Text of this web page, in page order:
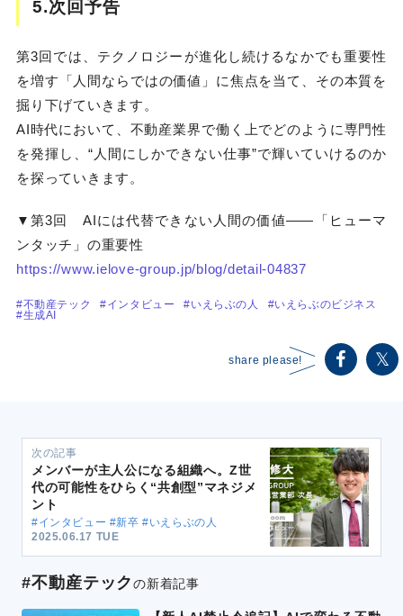
5.次回予告
第3回では、テクノロジーが進化し続けるなかでも重要性
を増す「人間ならではの価値」に焦点を当て、その本質を
掘り下げていきます。
AI時代において、不動産業界で働く上でどのように専門性
を発揮し、“人間にしかできない仕事”で輝いていけるのか
を探っていきます。
▼第3回 AIには代替できない人間の価値――「ヒューマ
ンタッチ」の重要性
https://www.ielove-group.jp/blog/detail-04837
#不動産テック #インタビュー #いえらぶの人
#いえらぶのビジネス
#生成AI
share please!
次の記事
メンバーが主人公になる組織へ。Z世
代の可能性をひらく“共創型”マネジメ
ント
#インタビュー #新卒 #いえらぶの人
2025.06.17 TUE
#不動産テックの新着記事